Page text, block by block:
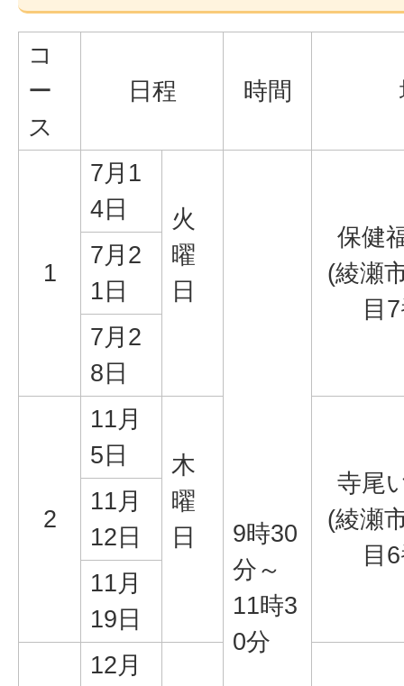
コ
ー
ス
日程 時間
1
7月1
4日
火
曜
日
9時30
分～
11時3
0分
保健
(綾瀬
目
7月2
1日
7月2
8日
2
11月
5日
木
曜
日
寺尾
(綾瀬
目
11月
12日
11月
19日
12月